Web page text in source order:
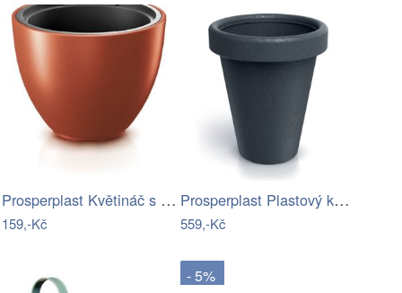
Prosperplast Květináč s vkladem HEOSE…
159,-Kč
Prosperplast Plastový květináč ORIGINAL…
559,-Kč
- 5%